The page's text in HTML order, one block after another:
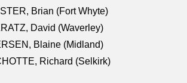
Brian (Fort Whyte)
David (Waverley)
Blaine (Midland)
Richard (Selkirk)